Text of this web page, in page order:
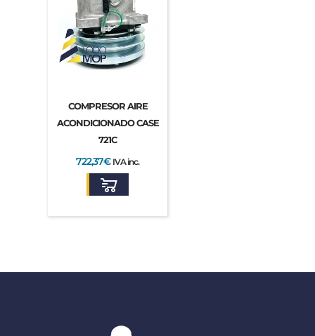
COMPRESOR AIRE
ACONDICIONADO CASE
721C
722,37€ IVA inc.